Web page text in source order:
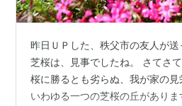
昨日ＵＰした、秩父市の友人が
芝桜は、見事でしたね。 さてさ
桜に勝るとも劣らぬ、我が家の見
いわゆる一つの芝桜の丘があり